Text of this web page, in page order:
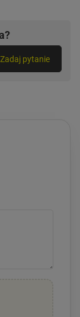
Zadaj pytanie